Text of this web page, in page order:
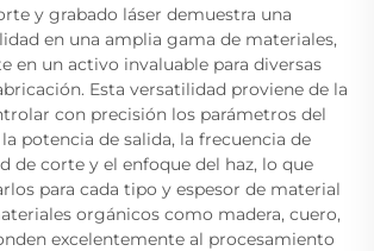
y grabado láser demuestra una
en una amplia gama de materiales,
en un activo invaluable para diversas
Esta versatilidad proviene de la
con precisión los parámetros del
potencia de salida, la frecuencia de
de corte y el enfoque del haz, lo que
para cada tipo y espesor de material
orgánicos como madera, cuero,
excelentemente al procesamiento